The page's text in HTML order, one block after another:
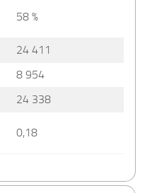
58 %
24 411
8 954
24 338
0,18